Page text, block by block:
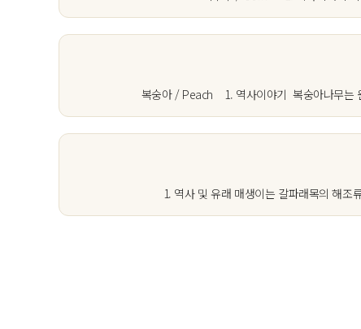
복숭아 / Peach 1. 역사이야기 복숭아나무는
1. 역사 및 유래 매생이는 갈파래목의 해조